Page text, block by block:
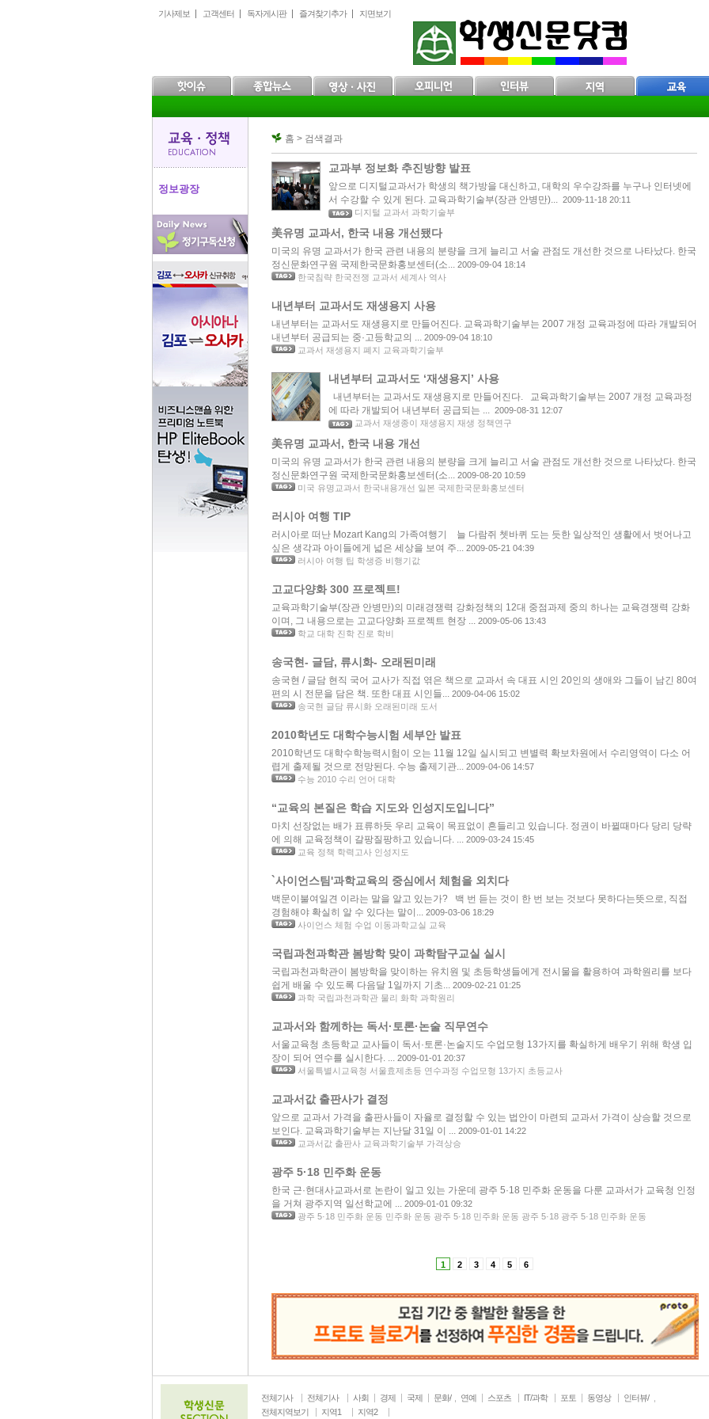
문
로
인
바
위
바
기사제보 고객센터 독자게시판 즐겨찾기추가 지면보기
정보광장
홈 > 검색결과
교과부 정보화 추진방향 발표
앞으로 디지털교과서가 학생의 책가방을 대신하고, 대학의 우수강좌를 누구나 인터넷에
서 수강할 수 있게 된다. 교육과학기술부(장관 안병만)... 2009-11-18 20:11
디지털 교과서 과학기술부
美유명 교과서, 한국 내용 개선됐다
미국의 유명 교과서가 한국 관련 내용의 분량을 크게 늘리고 서술 관점도 개선한 것으로 나타났다. 한국
정신문화연구원 국제한국문화홍보센터(소... 2009-09-04 18:14
한국침략 한국전쟁 교과서 세계사 역사
내년부터 교과서도 재생용지 사용
내년부터는 교과서도 재생용지로 만들어진다. 교육과학기술부는 2007 개정 교육과정에 따라 개발되어
내년부터 공급되는 중·고등학교의 ... 2009-09-04 18:10
교과서 재생용지 폐지 교육과학기술부
내년부터 교과서도 ‘재생용지’ 사용
내년부터는 교과서도 재생용지로 만들어진다. 교육과학기술부는 2007 개정 교육과정
에 따라 개발되어 내년부터 공급되는 ... 2009-08-31 12:07
교과서 재생종이 재생용지 재생 정책연구
美유명 교과서, 한국 내용 개선
미국의 유명 교과서가 한국 관련 내용의 분량을 크게 늘리고 서술 관점도 개선한 것으로 나타났다. 한국
정신문화연구원 국제한국문화홍보센터(소... 2009-08-20 10:59
미국 유명교과서 한국내용개선 일본 국제한국문화홍보센터
러시아 여행 TIP
러시아로 떠난 Mozart Kang의 가족여행기 늘 다람쥐 쳇바퀴 도는 듯한 일상적인 생활에서 벗어나고
싶은 생각과 아이들에게 넓은 세상을 보여 주... 2009-05-21 04:39
러시아 여행 팁 학생증 비행기값
고교다양화 300 프로젝트!
교육과학기술부(장관 안병만)의 미래경쟁력 강화정책의 12대 중점과제 중의 하나는 교육경쟁력 강화
이며, 그 내용으로는 고교다양화 프로젝트 현장 ... 2009-05-06 13:43
학교 대학 진학 진로 학비
송국현- 글담, 류시화- 오래된미래
송국현 / 글담 현직 국어 교사가 직접 엮은 책으로 교과서 속 대표 시인 20인의 생애와 그들이 남긴 80여
편의 시 전문을 담은 책. 또한 대표 시인들... 2009-04-06 15:02
송국현 글담 류시화 오래된미래 도서
2010학년도 대학수능시험 세부안 발표
2010학년도 대학수학능력시험이 오는 11월 12일 실시되고 변별력 확보차원에서 수리영역이 다소 어
렵게 출제될 것으로 전망된다. 수능 출제기관... 2009-04-06 14:57
수능 2010 수리 언어 대학
“교육의 본질은 학습 지도와 인성지도입니다”
마치 선장없는 배가 표류하듯 우리 교육이 목표없이 흔들리고 있습니다. 정권이 바뀔때마다 당리 당략
에 의해 교육정책이 갈팡질팡하고 있습니다. ... 2009-03-24 15:45
교육 정책 학력고사 인성지도
`사이언스팀'과학교육의 중심에서 체험을 외치다
백문이불여일견 이라는 말을 알고 있는가? 백 번 듣는 것이 한 번 보는 것보다 못하다는뜻으로, 직접
경험해야 확실히 알 수 있다는 말이... 2009-03-06 18:29
사이언스 체험 수업 이동과학교실 교육
국립과천과학관 봄방학 맞이 과학탐구교실 실시
국립과천과학관이 봄방학을 맞이하는 유치원 및 초등학생들에게 전시물을 활용하여 과학원리를 보다
쉽게 배울 수 있도록 다음달 1일까지 기초... 2009-02-21 01:25
과학 국립과천과학관 물리 화학 과학원리
교과서와 함께하는 독서·토론·논술 직무연수
서울교육청 초등학교 교사들이 독서·토론·논술지도 수업모형 13가지를 확실하게 배우기 위해 학생 입
장이 되어 연수를 실시한다. ... 2009-01-01 20:37
서울특별시교육청 서울효제초등 연수과정 수업모형 13가지 초등교사
교과서값 출판사가 결정
앞으로 교과서 가격을 출판사들이 자율로 결정할 수 있는 법안이 마련되 교과서 가격이 상승할 것으로
보인다. 교육과학기술부는 지난달 31일 이 ... 2009-01-01 14:22
교과서값 출판사 교육과학기술부 가격상승
광주 5·18 민주화 운동
한국 근·현대사교과서로 논란이 일고 있는 가운데 광주 5·18 민주화 운동을 다룬 교과서가 교육청 인정
을 거쳐 광주지역 일선학교에 ... 2009-01-01 09:32
광주 5·18 민주화 운동 민주화 운동 광주 5·18 민주화 운동 광주 5·18 광주 5·18 민주화 운동
1 2 3 4 5 6
전체기사 전체기사 사회 경제 국제
문화/
연예 스포츠 IT/과학 포토 동영상
인터뷰/
전체지역보기 지역1 지역2